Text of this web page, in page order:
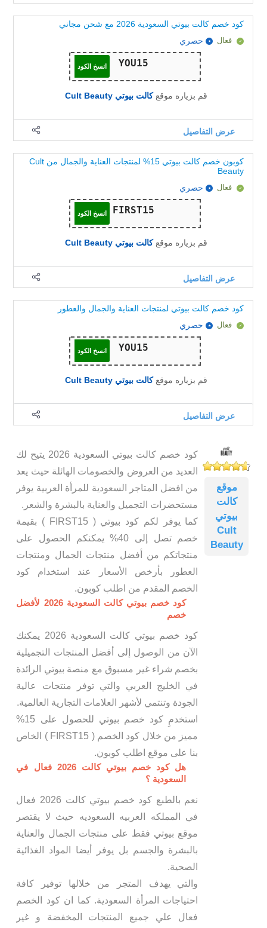
كود خصم كالت بيوتي السعودية 2026 مع شحن مجاني
فعال حصري
انسخ الكود
قم بزياره موقعكالت بيوتي Cult Beauty
عرض التفاصيل
كوبون خصم كالت بيوتي 15% لمنتجات العناية والجمال من Cult
Beauty
فعال حصري
انسخ الكود
قم بزياره موقعكالت بيوتي Cult Beauty
عرض التفاصيل
كود خصم كالت بيوتي لمنتجات العناية والجمال والعطور
فعال حصري
انسخ الكود
قم بزياره موقعكالت بيوتي Cult Beauty
عرض التفاصيل
موقع
كالت
بيوتي
Cult
Beauty
كود خصم كالت بيوتي السعودية 2026 يتيح لك
العديد من العروض والخصومات الهائلة حيث يعد
من افضل المتاجر السعودية للمرأة العربية يوفر
مستحضرات التجميل والعناية بالبشرة والشعر.
كما يوفر لكم كود بيوتي ( FIRST15 ) بقيمة
خصم تصل إلى 40% يمكنكم الحصول على
منتجاتكم من أفضل منتجات الجمال ومنتجات
العطور بأرخص الأسعار عند استخدام كود
الخصم المقدم من اطلب كوبون.
كود خصم بيوتي كالت السعودية 2026 لأفضل
خصم
كود خصم بيوتي كالت السعودية 2026 يمكنك
الآن من الوصول إلى أفضل المنتجات التجميلية
بخصم شراء غير مسبوق مع منصة بيوتي الرائدة
في الخليج العربي والتي توفر منتجات عالية
الجودة وتنتمي لأشهر العلامات التجارية العالمية.
استخدمِ كود خصم بيوتي للحصول على 15%
مميز من خلال كود الخصم ( FIRST15 ) الخاص
بنا على موقع اطلب كوبون.
هل كود خصم بيوتي كالت 2026 فعال في
السعودية ؟
نعم بالطبع كود خصم بيوتي كالت 2026 فعال
في المملكه العربيه السعوديه حيث لا يقتصر
موقع بيوتي فقط على منتجات الجمال والعناية
بالبشرة والجسم بل يوفر أيضا المواد الغذائية
الصحية.
والتي يهدف المتجر من خلالها توفير كافة
احتياجات المرأة السعودية. كما ان كود الخصم
فعال علي جميع المنتجات المخفضة و غير